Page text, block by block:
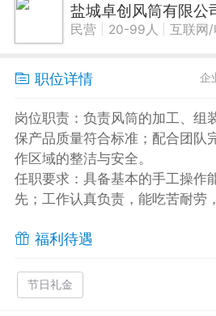
盐城卓创风筒有限公
民营 20-99人 互联网/
职位详情 企
岗位职责：负责风筒的加工、组
保产品质量符合标准；配合团队
作区域的整洁与安全。
任职要求：具备基本的手工操作
先；工作认真负责，能吃苦耐劳
福利待遇
节日礼金